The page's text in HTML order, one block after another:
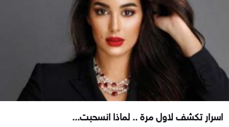
اسرار تكشف لاول مرة .. لماذا انسحبت...